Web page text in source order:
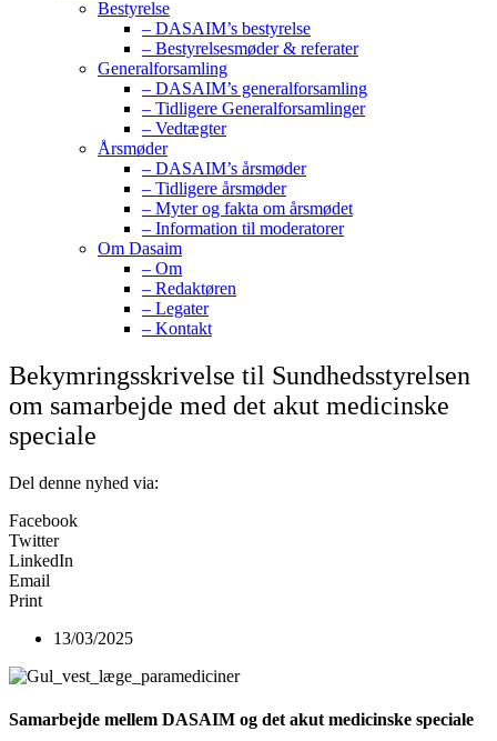
Bestyrelse
– DASAIM’s bestyrelse
– Bestyrelsesmøder & referater
Generalforsamling
– DASAIM’s generalforsamling
– Tidligere Generalforsamlinger
– Vedtægter
Årsmøder
– DASAIM’s årsmøder
– Tidligere årsmøder
– Myter og fakta om årsmødet
– Information til moderatorer
Om Dasaim
– Om
– Redaktøren
– Legater
– Kontakt
Bekymringsskrivelse til Sundhedsstyrelsen
om samarbejde med det akut medicinske
speciale
Del denne nyhed via:
Facebook
Twitter
LinkedIn
Email
Print
13/03/2025
Samarbejde mellem DASAIM og det akut medicinske speciale